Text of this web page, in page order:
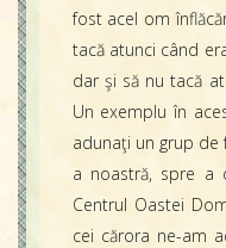
fost acel om
tacă atunci când
dar şi să nu tacă
Un exemplu în
adunaţi un grup
a noastră, spre a
Centrul Oastei
cei cărora ne-am